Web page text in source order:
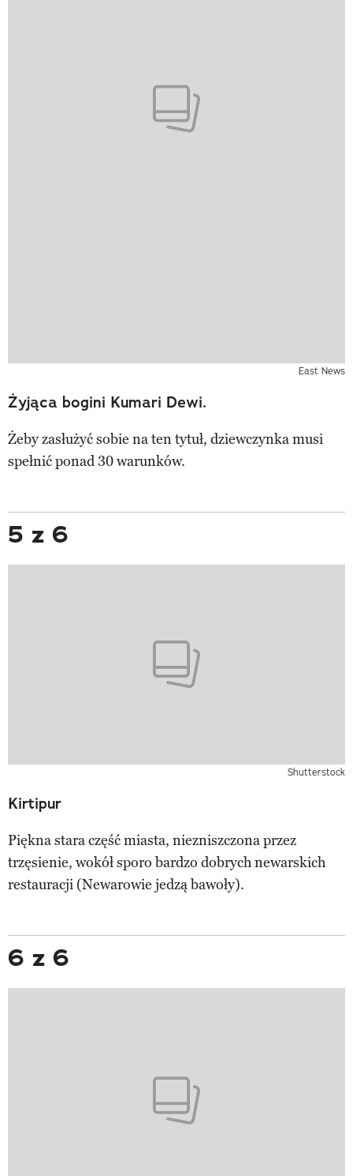
East News
Żyjąca bogini Kumari Dewi.
Żeby zasłużyć sobie na ten tytuł, dziewczynka musi
spełnić ponad 30 warunków.
5 z 6
Shutterstock
Kirtipur
Piękna stara część miasta, niezniszczona przez
trzęsienie, wokół sporo bardzo dobrych newarskich
restauracji (Newarowie jedzą bawoły).
6 z 6